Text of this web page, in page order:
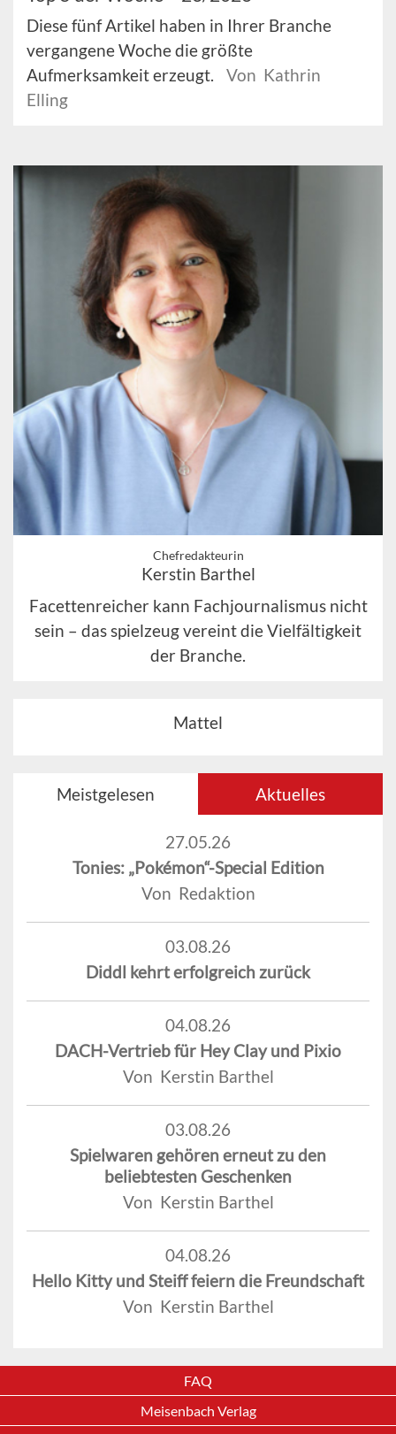
Diese fünf Artikel haben in Ihrer Branche
vergangene Woche die größte
Aufmerksamkeit erzeugt.
Von Kathrin
Elling
Chefredakteurin
Kerstin Barthel
Facettenreicher kann Fachjournalismus nicht
sein – das spielzeug vereint die Vielfältigkeit
der Branche.
Mattel
Meistgelesen Aktuelles
27.05.26
Tonies: „Pokémon“-Special Edition
Von Redaktion
03.08.26
Diddl kehrt erfolgreich zurück
04.08.26
DACH-Vertrieb für Hey Clay und Pixio
Von Kerstin Barthel
03.08.26
Spielwaren gehören erneut zu den
beliebtesten Geschenken
Von Kerstin Barthel
04.08.26
Hello Kitty und Steiff feiern die Freundschaft
Von Kerstin Barthel
FAQ
Meisenbach Verlag